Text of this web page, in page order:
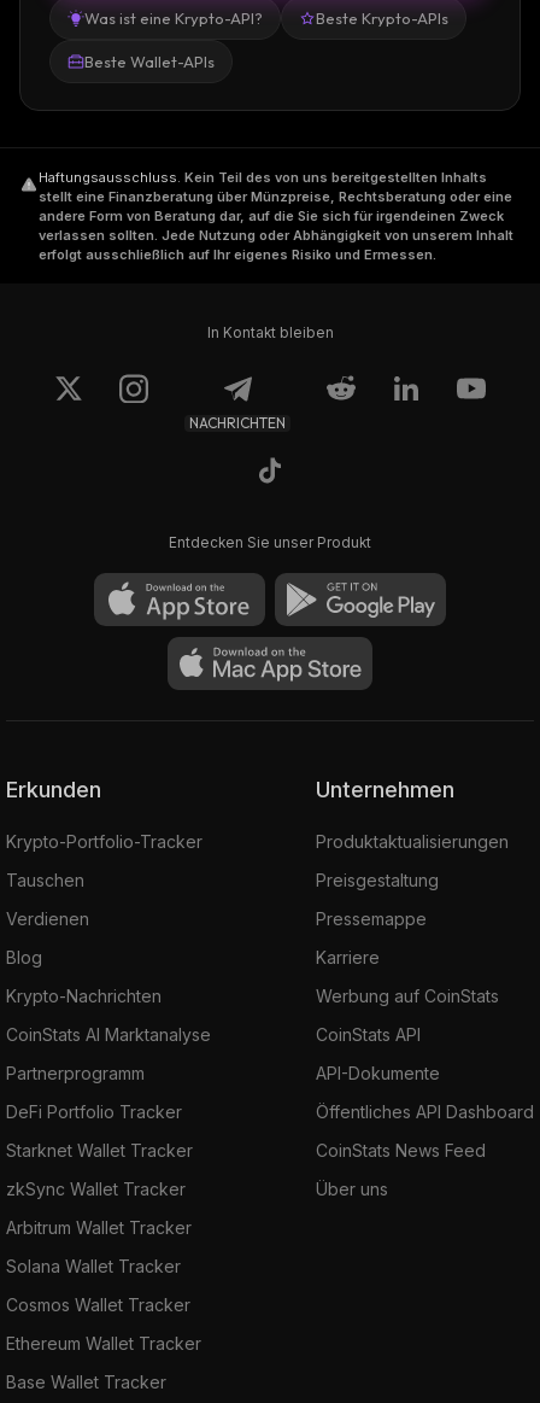
Was ist eine Krypto-API? Beste Krypto-APIs
Beste Wallet-APIs
Haftungsausschluss. Kein Teil des von uns bereitgestellten Inhalts
stellt eine Finanzberatung über Münzpreise, Rechtsberatung oder eine
andere Form von Beratung dar, auf die Sie sich für irgendeinen Zweck
verlassen sollten. Jede Nutzung oder Abhängigkeit von unserem Inhalt
erfolgt ausschließlich auf Ihr eigenes Risiko und Ermessen.
In Kontakt bleiben
NACHRICHTEN
Entdecken Sie unser Produkt
Erkunden
Krypto-Portfolio-Tracker
Tauschen
Verdienen
Blog
Krypto-Nachrichten
CoinStats AI Marktanalyse
Partnerprogramm
DeFi Portfolio Tracker
Starknet Wallet Tracker
zkSync Wallet Tracker
Arbitrum Wallet Tracker
Solana Wallet Tracker
Cosmos Wallet Tracker
Ethereum Wallet Tracker
Base Wallet Tracker
Unternehmen
Produktaktualisierungen
Preisgestaltung
Pressemappe
Karriere
Werbung auf CoinStats
CoinStats API
API-Dokumente
Öffentliches API Dashboard
CoinStats News Feed
Über uns